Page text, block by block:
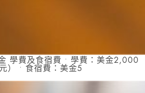
學費及食宿費 • 學費：美金2,000
） • 食宿費：美金5